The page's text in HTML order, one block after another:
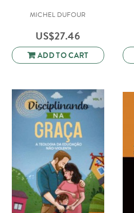
MICHEL DUFOUR
US$27.46
ADD TO CART